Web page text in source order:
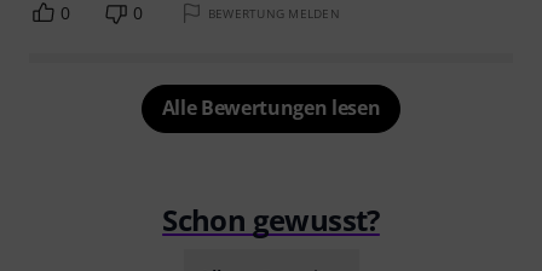
0 0 BEWERTUNG MELDEN
Alle Bewertungen lesen
Schon gewusst?